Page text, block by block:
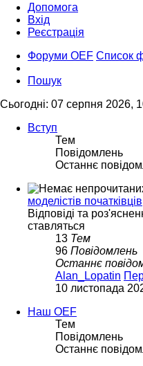
Допомога
Вхід
Реєстрація
Форуми OEF Список
Пошук
Сьогодні: 07 серпня 2026,
Вступ
Тем
Повідомлень
Останнє
моделістів початківців
Відповіді та
ставляться
13 Тем
96 Повідомлень
Останнє
Alan_Lopatin
10 листопада
Наш OEF
Тем
Повідомлень
Останнє